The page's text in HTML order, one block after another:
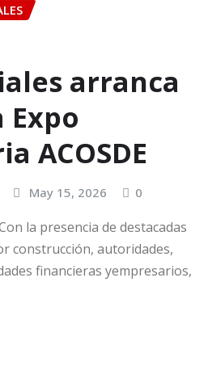
arranca
ACOSDE
May 15, 2026 0
la presencia de destacadas
construcción, autoridades,
financieras yempresarios,